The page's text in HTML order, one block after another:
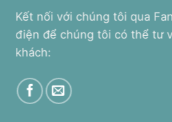
Kết nối với chúng tôi qua
điện để chúng tôi có thể tư
khách: